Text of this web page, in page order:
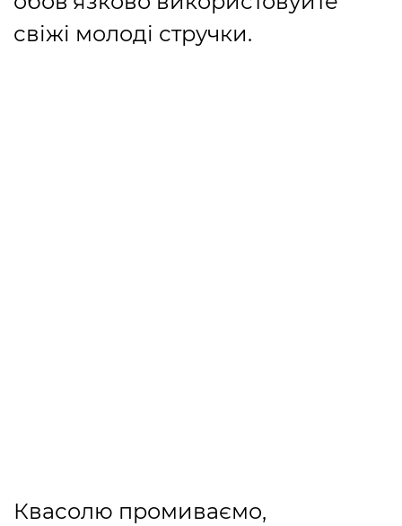
свіжі молоді стручки.
Квасолю промиваємо,